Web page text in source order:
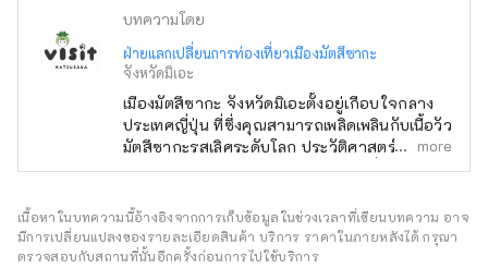
บทความโดย
ฝ่ายแลกเปลี่ยนการท่องเที่ยวเมืองมัตสึซากะ
จังหวัดมิเอะ
เมืองมัตสึซากะ จังหวัดมิเอะตั้งอยู่เกือบใจกลาง
ประเทศญี่ปุ่น ที่ซึ่งคุณสามารถเพลิดเพลินกับเนื้อวัว
มัตสึซากะรสเลิศระดับโลก ประวัติศาสตร์และ
วัฒนธรรมอันยาวนาน และธรรมชาติที่สวยงาม
การแสวงบุญไปยังอิเสะไมริ (การแสวงบุญไปยัง
ศาลเจ้าที่มีอันดับสูงสุดของญี่ปุ่น) พ่อค้าเหล่านี้
ประสบความสำเร็จในการค้าฝ้ายมัตสึซากะในเอ
more
เนื้อหาในบทความนี้อ้างอิงจากการเก็บข้อมูลในช่วงเวลาที่เขียนบทความ อาจ
มีการเปลี่ยนแปลงของรายละเอียดสินค้า บริการ ราคาในภายหลังได้ กรุณา
ตรวจสอบกับสถานที่นั้นอีกครั้งก่อนการไปใช้บริการ